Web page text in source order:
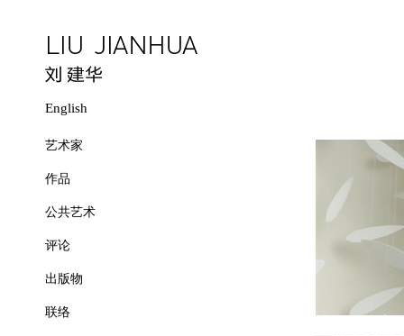
English
艺术家
作品
公共艺术
评论
出版物
联络